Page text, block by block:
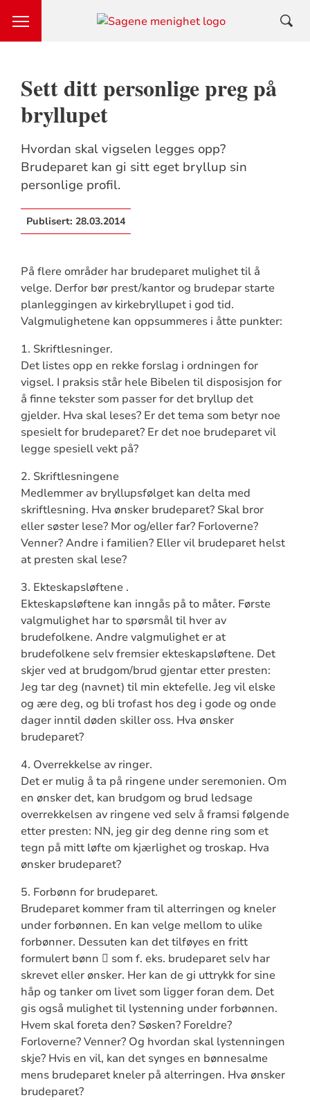
Sett ditt personlige preg på
bryllupet
Hvordan skal vigselen legges opp?
Brudeparet kan gi sitt eget bryllup sin
personlige profil.
Publisert: 28.03.2014
På flere områder har brudeparet mulighet til å
velge. Derfor bør prest/kantor og brudepar starte
planleggingen av kirkebryllupet i god tid.
Valgmulighetene kan oppsummeres i åtte punkter:
1. Skriftlesninger.
Det listes opp en rekke forslag i ordningen for
vigsel. I praksis står hele Bibelen til disposisjon for
å finne tekster som passer for det bryllup det
gjelder. Hva skal leses? Er det tema som betyr noe
spesielt for brudeparet? Er det noe brudeparet vil
legge spesiell vekt på?
2. Skriftlesningene
Medlemmer av bryllupsfølget kan delta med
skriftlesning. Hva ønsker brudeparet? Skal bror
eller søster lese? Mor og/eller far? Forloverne?
Venner? Andre i familien? Eller vil brudeparet helst
at presten skal lese?
3. Ekteskapsløftene .
Ekteskapsløftene kan inngås på to måter. Første
valgmulighet har to spørsmål til hver av
brudefolkene. Andre valgmulighet er at
brudefolkene selv fremsier ekteskapsløftene. Det
skjer ved at brudgom/brud gjentar etter presten:
Jeg tar deg (navnet) til min ektefelle. Jeg vil elske
og ære deg, og bli trofast hos deg i gode og onde
dager inntil døden skiller oss. Hva ønsker
brudeparet?
4. Overrekkelse av ringer.
Det er mulig å ta på ringene under seremonien. Om
en ønsker det, kan brudgom og brud ledsage
overrekkelsen av ringene ved selv å framsi følgende
etter presten: NN, jeg gir deg denne ring som et
tegn på mitt løfte om kjærlighet og troskap. Hva
ønsker brudeparet?
5. Forbønn for brudeparet.
Brudeparet kommer fram til alterringen og kneler
under forbønnen. En kan velge mellom to ulike
forbønner. Dessuten kan det tilføyes en fritt
formulert bønn  som f. eks. brudeparet selv har
skrevet eller ønsker. Her kan de gi uttrykk for sine
håp og tanker om livet som ligger foran dem. Det
gis også mulighet til lystenning under forbønnen.
Hvem skal foreta den? Søsken? Foreldre?
Forloverne? Venner? Og hvordan skal lystenningen
skje? Hvis en vil, kan det synges en bønnesalme
mens brudeparet kneler på alterringen. Hva ønsker
brudeparet?